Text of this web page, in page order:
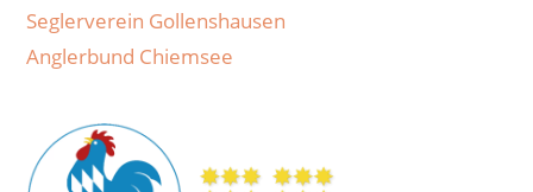
Seglerverein Gollenshausen
Anglerbund Chiemsee